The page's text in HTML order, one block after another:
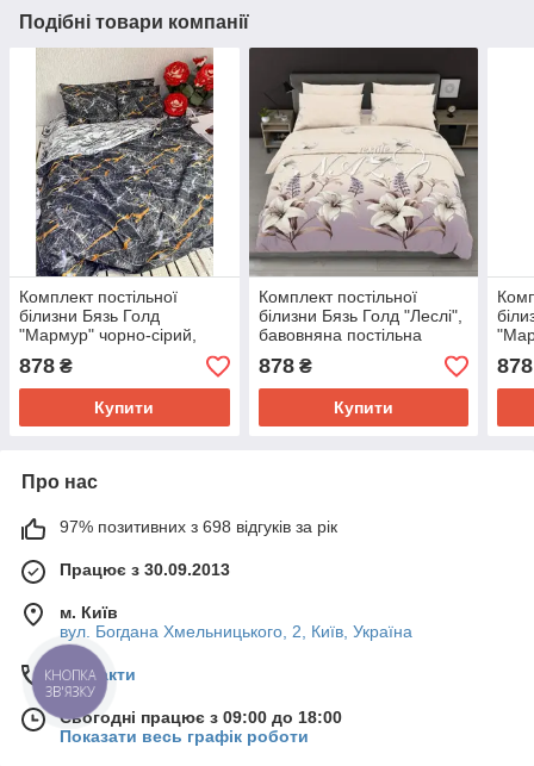
Подібні товари компанії
Комплект постільної
білизни Бязь Голд
"Мармур" чорно-сірий,
бавовняна постільна
білизна з принтом
878 ₴
Купити
Комплект постільної
білизни Бязь Голд "Леслі",
бавовняна постільна
білизна з принтом
878₴
Купити
878
Про нас
97% позитивних з 698 відгуків за рік
Працює з 30.09.2013
м. Київ
вул. Богдана Хмельницького, 2, Київ, Україна
Контакти
Сьогодні працює з 09:00 до 18:00
Показати весь графік роботи
КНОПКА
ЗВ'ЯЗКУ